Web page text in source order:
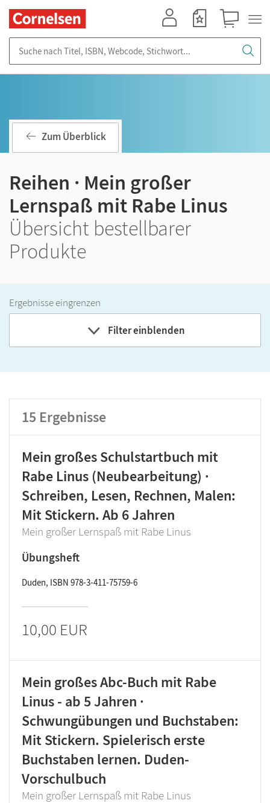
Zum Überblick
Reihen · Mein großer
Lernspaß mit Rabe Linus
Übersicht bestellbarer
Produkte
Ergebnisse eingrenzen
Filter einblenden
Band
GER-Niveau
Produktart
15 Ergebnisse
Mein großes Schulstartbuch mit
Rabe Linus (Neubearbeitung) ·
Schreiben, Lesen, Rechnen, Malen:
Mit Stickern. Ab 6 Jahren
Mein großer Lernspaß mit Rabe Linus
Übungsheft
Duden, ISBN 978-3-411-75759-6
10,00 EUR
Mein großes Abc-Buch mit Rabe
Linus - ab 5 Jahren ·
Schwungübungen und Buchstaben:
Mit Stickern. Spielerisch erste
Buchstaben lernen. Duden-
Vorschulbuch
Mein großer Lernspaß mit Rabe Linus